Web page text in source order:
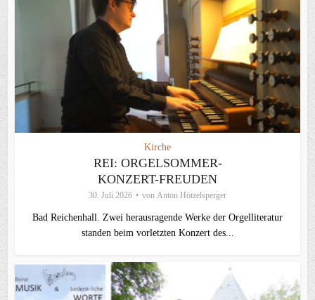
Kirche
REI: ORGELSOMMER-
KONZERT-FREUDEN
30. Juli 2026 von Anton Hötzelsperger
Bad Reichenhall. Zwei herausragende Werke der Orgelliteratur
standen beim vorletzten Konzert des...